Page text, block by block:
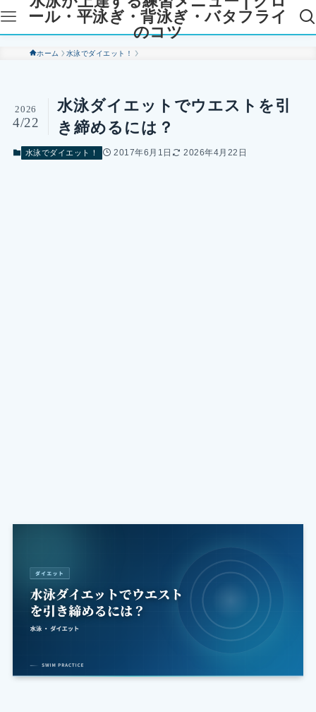
ール・平泳ぎ・背泳ぎ・バタフライ
のコツ
ホーム 水泳でダイエット！
水泳ダイエットでウエストを引
き締めるには？
2026
4/22
水泳でダイエット！ 2017年6月1日 2026年4月22日